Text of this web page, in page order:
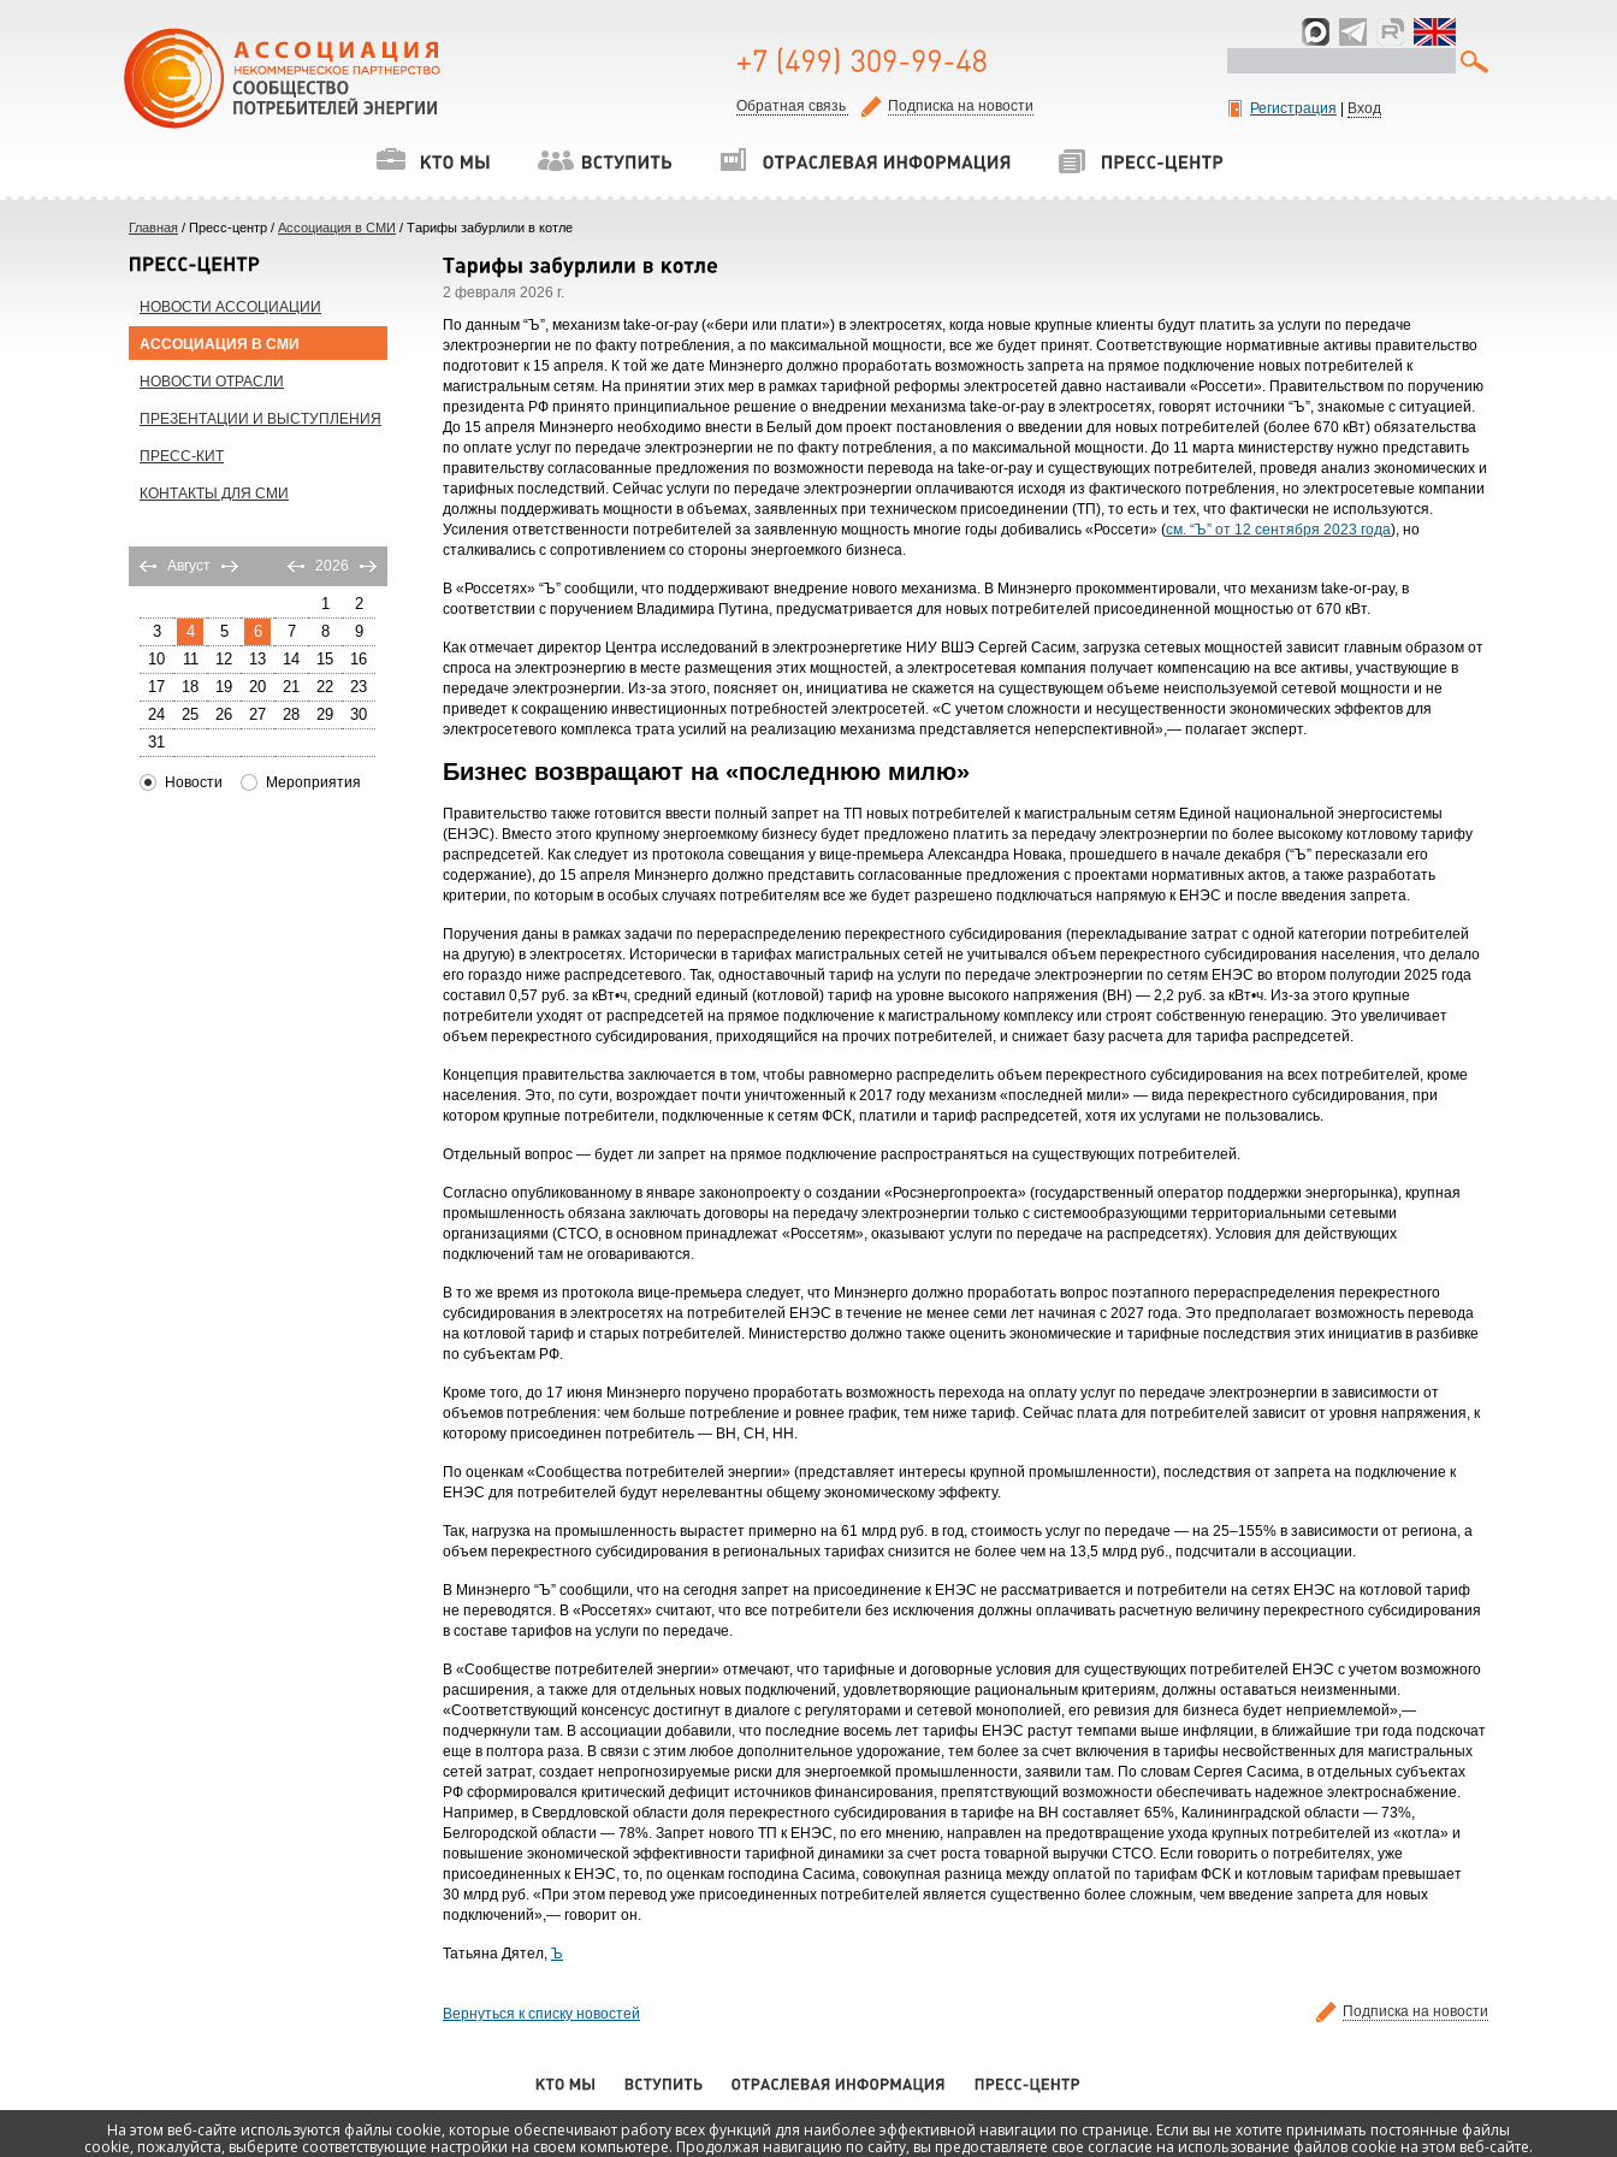
Обратная связь Подписка на новости Регистрация Вход
Главная / Пресс-центр / Ассоциация в СМИ / Тарифы забурлили в котле
2 февраля 2026 г.
По данным “Ъ”, механизм take-or-pay («бери или плати») в электросетях, когда новые крупные клиенты будут платить за услуги по передаче
электроэнергии не по факту потребления, а по максимальной мощности, все же будет принят. Соответствующие нормативные активы правительство
подготовит к 15 апреля. К той же дате Минэнерго должно проработать возможность запрета на прямое подключение новых потребителей к
магистральным сетям. На принятии этих мер в рамках тарифной реформы электросетей давно настаивали «Россети». Правительством по поручению
президента РФ принято принципиальное решение о внедрении механизма take-or-pay в электросетях, говорят источники “Ъ”, знакомые с ситуацией.
До 15 апреля Минэнерго необходимо внести в Белый дом проект постановления о введении для новых потребителей (более 670 кВт) обязательства
по оплате услуг по передаче электроэнергии не по факту потребления, а по максимальной мощности. До 11 марта министерству нужно представить
правительству согласованные предложения по возможности перевода на take-or-pay и существующих потребителей, проведя анализ экономических и
тарифных последствий. Сейчас услуги по передаче электроэнергии оплачиваются исходя из фактического потребления, но электросетевые компании
должны поддерживать мощности в объемах, заявленных при техническом присоединении (ТП), то есть и тех, что фактически не используются.
Усиления ответственности потребителей за заявленную мощность многие годы добивались «Россети» (см. “Ъ” от 12 сентября 2023 года), но
сталкивались с сопротивлением со стороны энергоемкого бизнеса.
В «Россетях» “Ъ” сообщили, что поддерживают внедрение нового механизма. В Минэнерго прокомментировали, что механизм take-or-pay, в
соответствии с поручением Владимира Путина, предусматривается для новых потребителей присоединенной мощностью от 670 кВт.
Как отмечает директор Центра исследований в электроэнергетике НИУ ВШЭ Сергей Сасим, загрузка сетевых мощностей зависит главным образом от
спроса на электроэнергию в месте размещения этих мощностей, а электросетевая компания получает компенсацию на все активы, участвующие в
передаче электроэнергии. Из-за этого, поясняет он, инициатива не скажется на существующем объеме неиспользуемой сетевой мощности и не
приведет к сокращению инвестиционных потребностей электросетей. «С учетом сложности и несущественности экономических эффектов для
электросетевого комплекса трата усилий на реализацию механизма представляется неперспективной»,— полагает эксперт.
Бизнес возвращают на «последнюю милю»
Правительство также готовится ввести полный запрет на ТП новых потребителей к магистральным сетям Единой национальной энергосистемы
(ЕНЭС). Вместо этого крупному энергоемкому бизнесу будет предложено платить за передачу электроэнергии по более высокому котловому тарифу
распредсетей. Как следует из протокола совещания у вице-премьера Александра Новака, прошедшего в начале декабря (“Ъ” пересказали его
содержание), до 15 апреля Минэнерго должно представить согласованные предложения с проектами нормативных актов, а также разработать
критерии, по которым в особых случаях потребителям все же будет разрешено подключаться напрямую к ЕНЭС и после введения запрета.
Поручения даны в рамках задачи по перераспределению перекрестного субсидирования (перекладывание затрат с одной категории потребителей
на другую) в электросетях. Исторически в тарифах магистральных сетей не учитывался объем перекрестного субсидирования населения, что делало
его гораздо ниже распредсетевого. Так, одноставочный тариф на услуги по передаче электроэнергии по сетям ЕНЭС во втором полугодии 2025 года
составил 0,57 руб. за кВт•ч, средний единый (котловой) тариф на уровне высокого напряжения (ВН) — 2,2 руб. за кВт•ч. Из-за этого крупные
потребители уходят от распредсетей на прямое подключение к магистральному комплексу или строят собственную генерацию. Это увеличивает
объем перекрестного субсидирования, приходящийся на прочих потребителей, и снижает базу расчета для тарифа распредсетей.
Концепция правительства заключается в том, чтобы равномерно распределить объем перекрестного субсидирования на всех потребителей, кроме
населения. Это, по сути, возрождает почти уничтоженный к 2017 году механизм «последней мили» — вида перекрестного субсидирования, при
котором крупные потребители, подключенные к сетям ФСК, платили и тариф распредсетей, хотя их услугами не пользовались.
Отдельный вопрос — будет ли запрет на прямое подключение распространяться на существующих потребителей.
Согласно опубликованному в январе законопроекту о создании «Росэнергопроекта» (государственный оператор поддержки энергорынка), крупная
промышленность обязана заключать договоры на передачу электроэнергии только с системообразующими территориальными сетевыми
организациями (СТСО, в основном принадлежат «Россетям», оказывают услуги по передаче на распредсетях). Условия для действующих
подключений там не оговариваются.
В то же время из протокола вице-премьера следует, что Минэнерго должно проработать вопрос поэтапного перераспределения перекрестного
субсидирования в электросетях на потребителей ЕНЭС в течение не менее семи лет начиная с 2027 года. Это предполагает возможность перевода
на котловой тариф и старых потребителей. Министерство должно также оценить экономические и тарифные последствия этих инициатив в разбивке
по субъектам РФ.
Кроме того, до 17 июня Минэнерго поручено проработать возможность перехода на оплату услуг по передаче электроэнергии в зависимости от
объемов потребления: чем больше потребление и ровнее график, тем ниже тариф. Сейчас плата для потребителей зависит от уровня напряжения, к
которому присоединен потребитель — ВН, СН, НН.
По оценкам «Сообщества потребителей энергии» (представляет интересы крупной промышленности), последствия от запрета на подключение к
ЕНЭС для потребителей будут нерелевантны общему экономическому эффекту.
Так, нагрузка на промышленность вырастет примерно на 61 млрд руб. в год, стоимость услуг по передаче — на 25–155% в зависимости от региона, а
объем перекрестного субсидирования в региональных тарифах снизится не более чем на 13,5 млрд руб., подсчитали в ассоциации.
В Минэнерго “Ъ” сообщили, что на сегодня запрет на присоединение к ЕНЭС не рассматривается и потребители на сетях ЕНЭС на котловой тариф
не переводятся. В «Россетях» считают, что все потребители без исключения должны оплачивать расчетную величину перекрестного субсидирования
в составе тарифов на услуги по передаче.
В «Сообществе потребителей энергии» отмечают, что тарифные и договорные условия для существующих потребителей ЕНЭС с учетом возможного
расширения, а также для отдельных новых подключений, удовлетворяющие рациональным критериям, должны оставаться неизменными.
«Соответствующий консенсус достигнут в диалоге с регуляторами и сетевой монополией, его ревизия для бизнеса будет неприемлемой»,—
подчеркнули там. В ассоциации добавили, что последние восемь лет тарифы ЕНЭС растут темпами выше инфляции, в ближайшие три года подскочат
еще в полтора раза. В связи с этим любое дополнительное удорожание, тем более за счет включения в тарифы несвойственных для магистральных
сетей затрат, создает непрогнозируемые риски для энергоемкой промышленности, заявили там. По словам Сергея Сасима, в отдельных субъектах
РФ сформировался критический дефицит источников финансирования, препятствующий возможности обеспечивать надежное электроснабжение.
Например, в Свердловской области доля перекрестного субсидирования в тарифе на ВН составляет 65%, Калининградской области — 73%,
Белгородской области — 78%. Запрет нового ТП к ЕНЭС, по его мнению, направлен на предотвращение ухода крупных потребителей из «котла» и
повышение экономической эффективности тарифной динамики за счет роста товарной выручки СТСО. Если говорить о потребителях, уже
присоединенных к ЕНЭС, то, по оценкам господина Сасима, совокупная разница между оплатой по тарифам ФСК и котловым тарифам превышает
30 млрд руб. «При этом перевод уже присоединенных потребителей является существенно более сложным, чем введение запрета для новых
подключений»,— говорит он.
Татьяна Дятел, Ъ
Вернуться к списку новостей Подписка на новости
НОВОСТИ АССОЦИАЦИИ
АССОЦИАЦИЯ В СМИ
НОВОСТИ ОТРАСЛИ
ПРЕЗЕНТАЦИИ И ВЫСТУПЛЕНИЯ
ПРЕСС-КИТ
КОНТАКТЫ ДЛЯ СМИ
Август 2026
1
2
3
4 5 6 7 8
9
10
11 12 13 14 15
16
17
18 19 20 21 22
23
24
25 26 27 28 29
30
31
Новости Мероприятия
Контактная информация www.np-ace.ru Веб-дизайн, создание сайта - Трилан
На этом веб-сайте используются файлы cookie, которые обеспечивают работу всех функций для наиболее эффективной навигации по странице. Если вы не хотите принимать постоянные файлы
cookie, пожалуйста, выберите соответствующие настройки на своем компьютере. Продолжая навигацию по сайту, вы предоставляете свое согласие на использование файлов cookie на этом веб-сайте.